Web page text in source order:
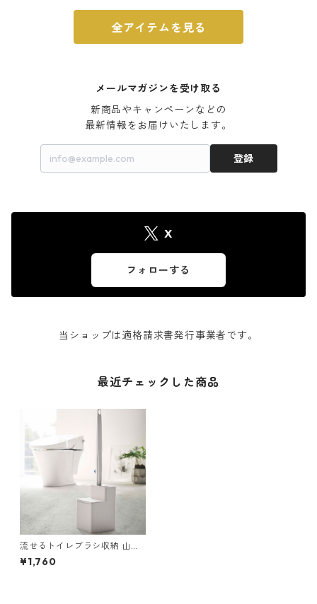
全アイテムを見る
メールマガジンを受け取る
新商品やキャンペーンなどの
最新情報をお届けいたします。
登録
X
フォローする
当ショップは適格請求書発行事業者です。
最近チェックした商品
流せるトイレブラシ収納 山崎
実業 tower タワー 替えブラシ
収納付き流せるトイレブラシ
¥1,760